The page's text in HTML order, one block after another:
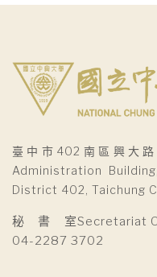
臺中市402南區興大
Administration
District 402, Taichung
秘 書 室Secretariat
04-2287 3702